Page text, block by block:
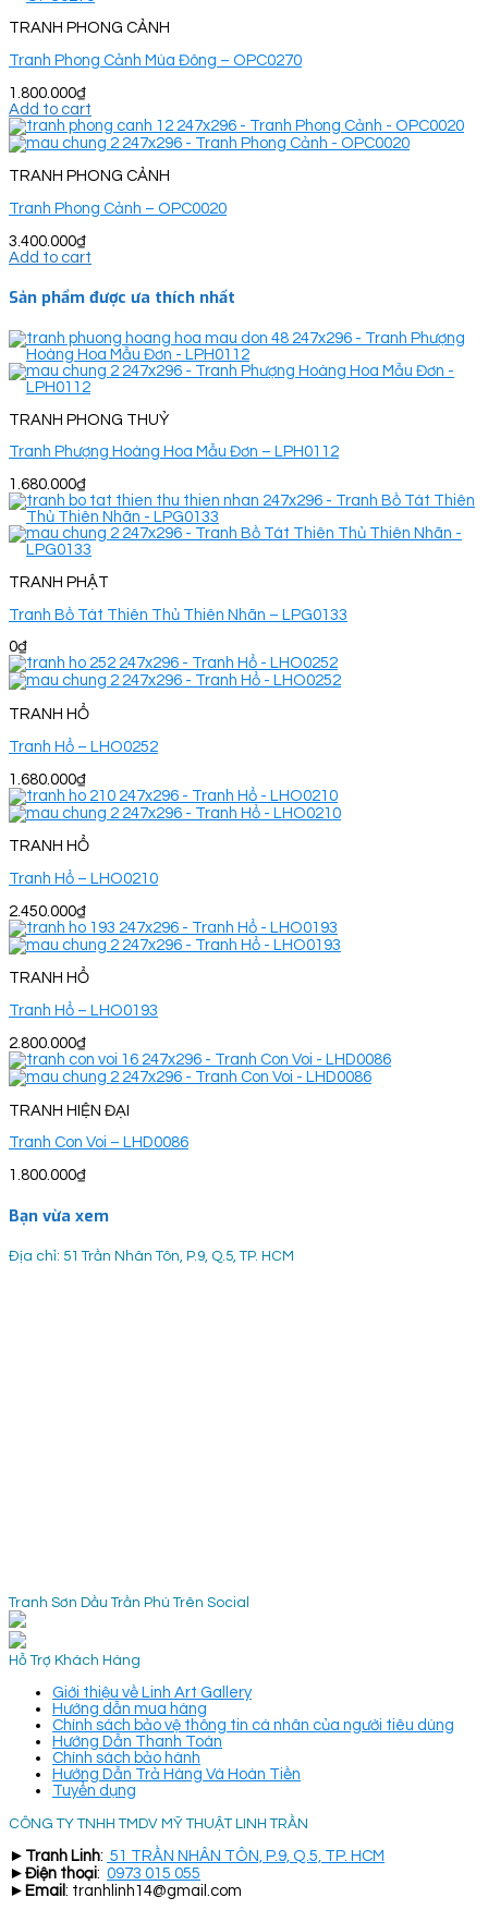
TRANH PHONG CẢNH
Tranh Phong Cảnh Mùa Đông – OPC0270
1.800.000₫
Add to cart
TRANH PHONG CẢNH
Tranh Phong Cảnh – OPC0020
3.400.000₫
Add to cart
Sản phẩm được ưa thích nhất
TRANH PHONG THUỶ
Tranh Phượng Hoàng Hoa Mẫu Đơn – LPH0112
1.680.000₫
TRANH PHẬT
Tranh Bồ Tát Thiên Thủ Thiên Nhãn – LPG0133
0₫
TRANH HỔ
Tranh Hổ – LHO0252
1.680.000₫
TRANH HỔ
Tranh Hổ – LHO0210
2.450.000₫
TRANH HỔ
Tranh Hổ – LHO0193
2.800.000₫
TRANH HIỆN ĐẠI
Tranh Con Voi – LHD0086
1.800.000₫
Bạn vừa xem
Địa chỉ: 51 Trần Nhân Tôn, P.9, Q.5, TP. HCM
Tranh Sơn Dầu Trần Phú Trên Social
Hỗ Trợ Khách Hàng
Giới thiệu về Linh Art Gallery
Hướng dẫn mua hàng
Chính sách bảo vệ thông tin cá nhân của người tiêu dùng
Hướng Dẫn Thanh Toán
Chính sách bảo hành
Hướng Dẫn Trả Hàng Và Hoàn Tiền
Tuyển dụng
CÔNG TY TNHH TMDV MỸ THUẬT LINH TRẦN
► Tranh Linh: 51 TRẦN NHÂN TÔN, P.9, Q.5, TP. HCM
► Điện thoại: 0973 015 055
► Email : tranhlinh14@gmail.com